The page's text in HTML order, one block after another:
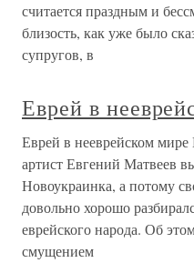
считается праздным и
близость, как уже было
супругов, в
Еврей в
Еврей в нееврейском
артист Евгений Матвеев
Новоукраинка, а потому
довольно хорошо
еврейского народа. Об
смущением